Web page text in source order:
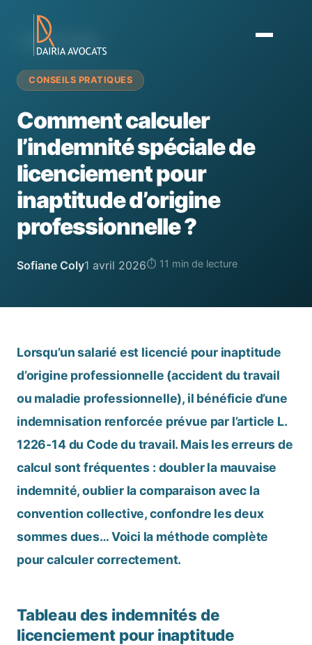
← Retour au blog
CONSEILS PRATIQUES
Comment calculer
l’indemnité spéciale de
licenciement pour
inaptitude d’origine
professionnelle ?
Sofiane Coly1 avril 2026⏱ 11 min de lecture
Lorsqu’un salarié est licencié pour inaptitude
d’origine professionnelle (accident du travail
ou maladie professionnelle), il bénéficie d’une
indemnisation renforcée prévue par l’article L.
1226-14 du Code du travail. Mais les erreurs de
calcul sont fréquentes : doubler la mauvaise
indemnité, oublier la comparaison avec la
convention collective, confondre les deux
sommes dues… Voici la méthode complète
pour calculer correctement.
Tableau des indemnités de
licenciement pour inaptitude